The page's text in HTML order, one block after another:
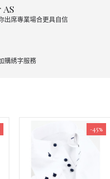
出席專業場合更具自信
購綉字服務
-45%